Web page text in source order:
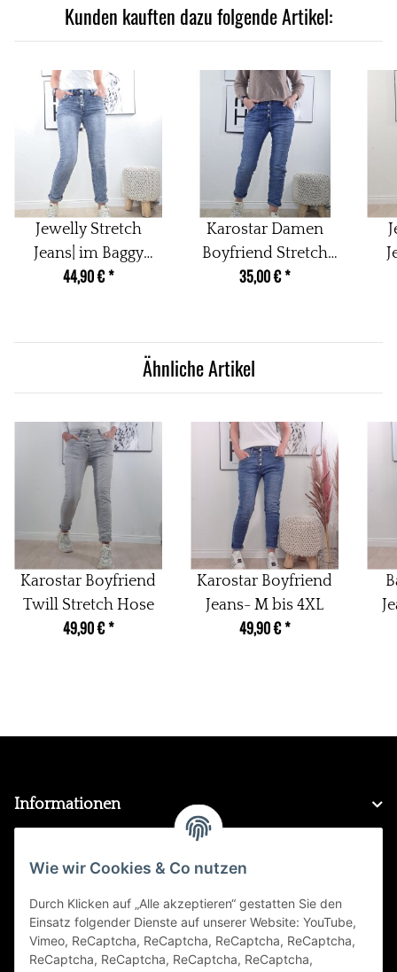
Wie wir Cookies & Co nutzen
Durch Klicken auf „Alle akzeptieren“ gestatten Sie den
Einsatz folgender Dienste auf unserer Website: YouTube,
Vimeo, ReCaptcha, ReCaptcha, ReCaptcha, ReCaptcha,
ReCaptcha, ReCaptcha, ReCaptcha, ReCaptcha,
Kunden kauften dazu folgende Artikel:
Jewelly Stretch
Jeans| im Baggy
Boyfriend Schnitt|
Knopfleiste|
Perfekter Sitz M
Bleached
44,90 €*
Karostar Damen
Boyfriend Stretch
Jeans mit offener
35,00 €*
Ähnliche Artikel
Karostar Boyfriend
Twill Stretch Hose
49,90 €*
Karostar Boyfriend
Jeans- M bis 4XL
49,90 €*
Informationen
Gesetzliche Informationen
FAQ
Zahlungsarten